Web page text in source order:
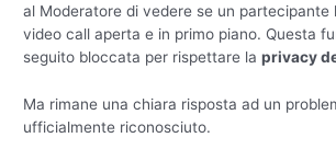
al Moderatore di vedere se un partecipante
video call aperta e in primo piano. Questa
seguito bloccata per rispettare laprivacy
Ma rimane una chiara risposta ad un
ufficialmente riconosciuto.